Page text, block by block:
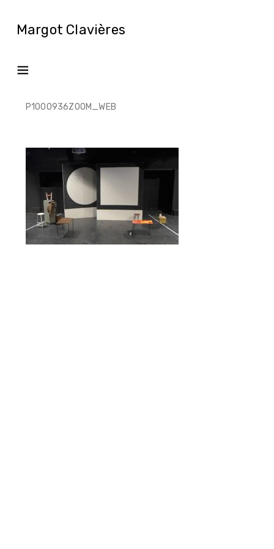
Margot Clavières
P1000936ZOOM_WEB